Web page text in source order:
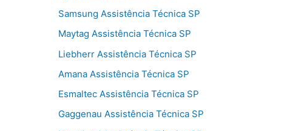
Samsung Assistência Técnica SP
Maytag Assistência Técnica SP
Liebherr Assistência Técnica SP
Amana Assistência Técnica SP
Esmaltec Assistência Técnica SP
Gaggenau Assistência Técnica SP